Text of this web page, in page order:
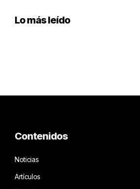
Lo más leído
Contenidos
Noticias
Artículos